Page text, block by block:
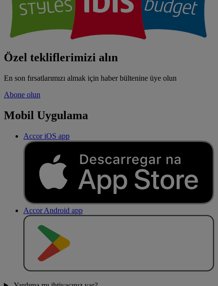
Özel tekliflerimizi alın
En son fırsatlarımızı almak için haber bültenine üye olun
Abone olun
Mobil Uygulama
Accor iOS app
Accor Android app